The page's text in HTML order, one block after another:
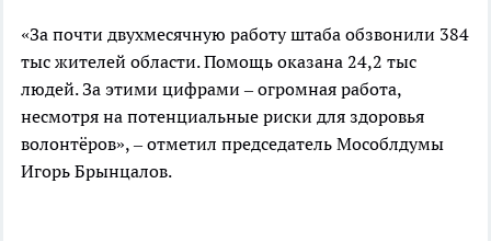
«За почти двухмесячную работу штаба обзвонили 384
тыс жителей области. Помощь оказана 24,2 тыс
людей. За этими цифрами – огромная работа,
несмотря на потенциальные риски для здоровья
волонтёров», – отметил председатель Мособлдумы
Игорь Брынцалов.